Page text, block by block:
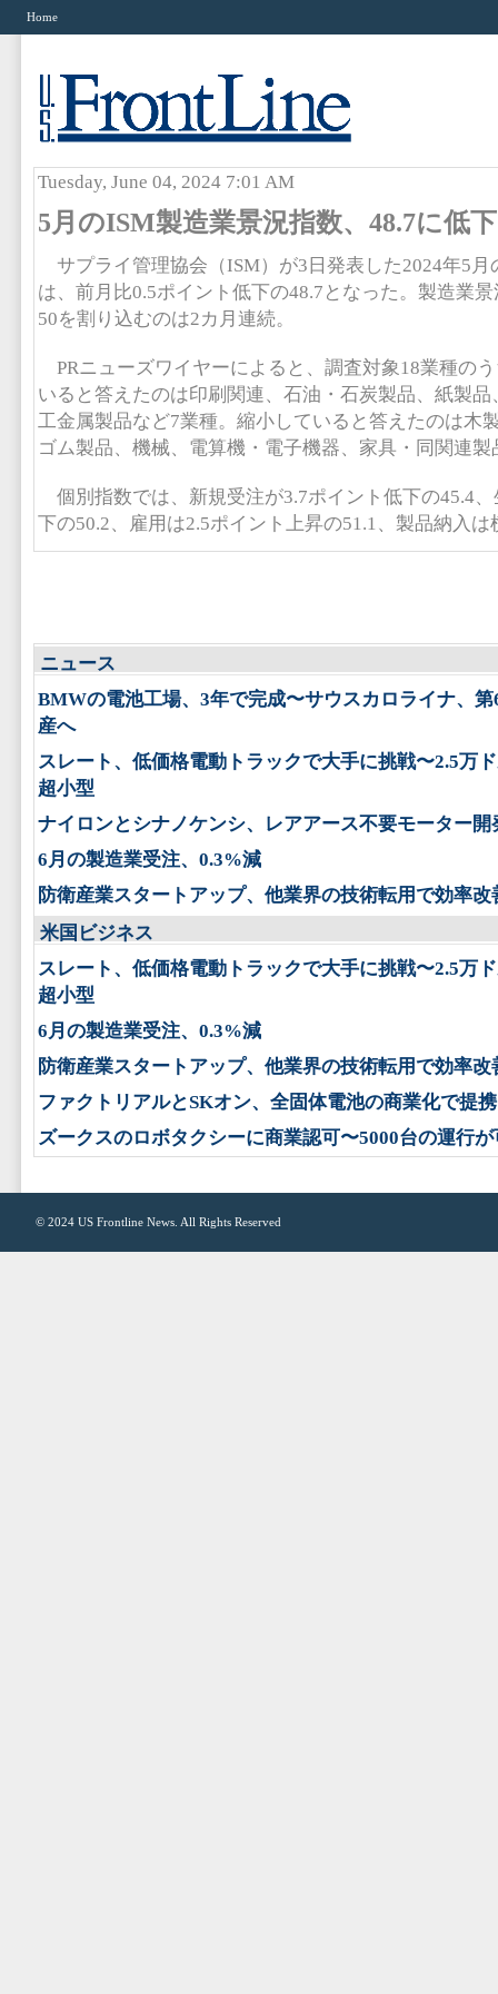
Home
Tuesday, June 04, 2024 7:01 AM
5月のISM製造業景況指数、48.7に低下
サプライ管理協会（ISM）が3日発表した2024年5月
は、前月比0.5ポイント低下の48.7となった。製造業
50を割り込むのは2カ月連続。
PRニューズワイヤーによると、調査対象18業種の
いると答えたのは印刷関連、石油・石炭製品、紙製
工金属製品など7業種。縮小していると答えたのは木
ゴム製品、機械、電算機・電子機器、家具・同関連
個別指数では、新規受注が3.7ポイント低下の45.4
下の50.2、雇用は2.5ポイント上昇の51.1、製品納入
ニュース
BMWの電池工場、3年で完成〜サウスカロライナ、第
産へ
スレート、低価格電動トラックで大手に挑戦〜2.5万
超小型
ナイロンとシナノケンシ、レアアース不要モーター開
6月の製造業受注、0.3%減
防衛産業スタートアップ、他業界の技術転用で効率改
米国ビジネス
スレート、低価格電動トラックで大手に挑戦〜2.5万
超小型
6月の製造業受注、0.3%減
防衛産業スタートアップ、他業界の技術転用で効率改
ファクトリアルとSKオン、全固体電池の商業化で提携
ズークスのロボタクシーに商業認可〜5000台の運行
© 2024 US Frontline News . All Rights Reserved